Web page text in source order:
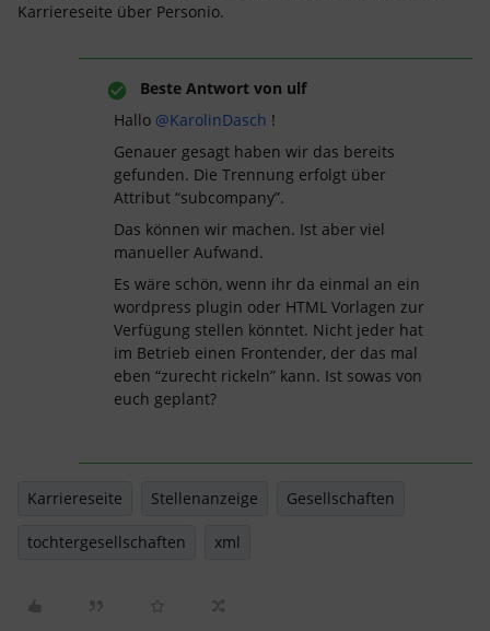
Karriereseite über Personio.
Beste Antwort von ulf
Hallo @KarolinDasch !
Genauer gesagt haben wir das bereits
gefunden. Die Trennung erfolgt über
Attribut “subcompany”.
Das können wir machen. Ist aber viel
manueller Aufwand.
Es wäre schön, wenn ihr da einmal an ein
wordpress plugin oder HTML Vorlagen zur
Verfügung stellen könntet. Nicht jeder hat
im Betrieb einen Frontender, der das mal
eben “zurecht rickeln” kann. Ist sowas von
euch geplant?
Karriereseite Stellenanzeige Gesellschaften
tochtergesellschaften xml